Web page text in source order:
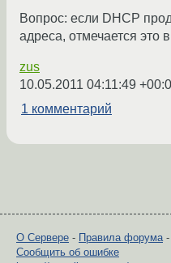
Вопрос: если DHCP
адреса, отмечается это
zus
10.05.2011 04:11:49
1 комментарий
О Сервере - Правила форума-
Сообщить об ошибке